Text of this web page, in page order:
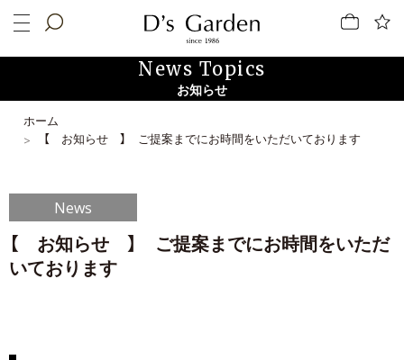
News Topics
お知らせ
ホーム
【 お知らせ 】 ご提案までにお時間をいただいております
News
【 お知らせ 】 ご提案までにお時間をいただ
いております